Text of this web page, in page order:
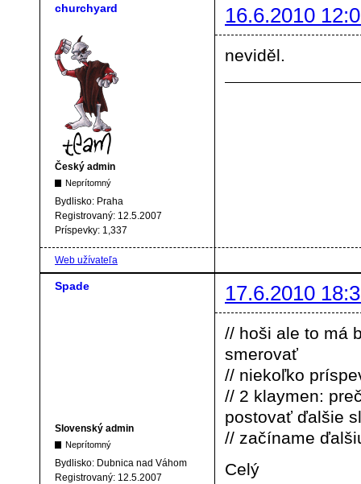
churchyard 16.6.2010
Český admin
Neprítomný
Bydlisko: Praha
Registrovaný: 12.5.2007
Príspevky: 1,337
neviděl.
Web užívateľa
Spade 17.6.2010
Slovenský admin
Neprítomný
Bydlisko: Dubnica nad Váhom
Registrovaný: 12.5.2007
// hoši ale to má
smerovať
// niekoľko
// 2 klaymen:
postovať ďalšie
// začíname
Celý